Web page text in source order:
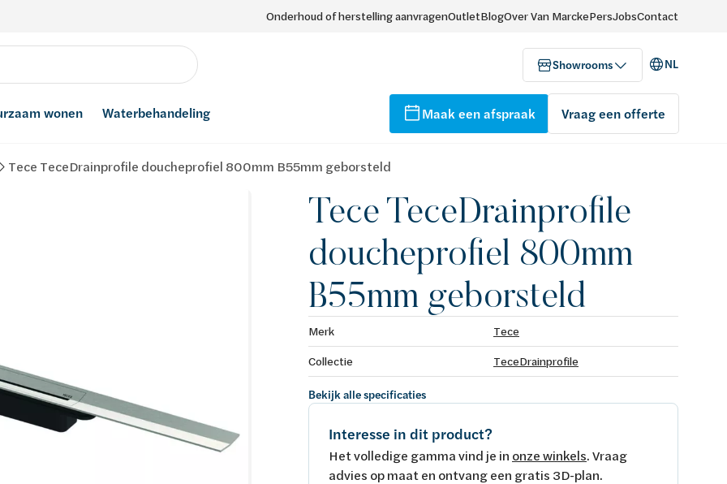
Onderhoud of herstelling aanvragenOutletBlogOver Van MarckePersJobsContact
Showrooms NL
wonen Waterbehandeling Maak een afspraak Vraag een offerte
Tece TeceDrainprofile doucheprofiel 800mm B55mm geborsteld
Tece TeceDrainprofile
doucheprofiel 800mm
B55mm geborsteld
Merk
Tece
Collectie
TeceDrainprofile
Bekijk alle specificaties
Interesse in dit product?
Het volledige gamma vind je in onze winkels. Vraag
advies op maat en ontvang een gratis 3D-plan.